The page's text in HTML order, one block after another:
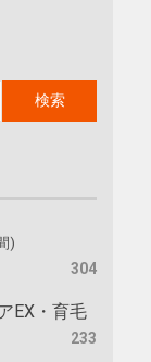
)
304
EX・育毛
233